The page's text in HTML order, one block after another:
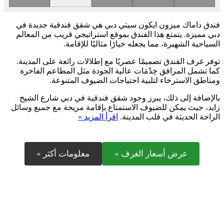
فندق داماك ميزون ايكون سيتي دبي هي شقق فندقية جديدة في
دبي مميزة. يتمتع هذا الفندق بموقع استراتيجي قريب من المعالم
السياحية الشهيرة، مما يجعله خيارًا مثاليًا للإقامة.
توفر غرف الفندق تصميمًا عصريًا مع إطلالات رائعة على المدينة.
كما تشمل المرافق خِدْمَات عالية الجودة مثل المطاعم الفاخرة
ومناطق الاسترخاء لتلبية احتياجات الضيوف المتنوعة.
بالإضافة إلى ذلك، يبرز وجود شقق فندقية في دبي شارع الشيخ
زايد، حيث يمكن للضيوف الاستمتاع بإقامة مريحة مع جميع وسائل
الراحة الحديثة في قلب المدينة. اقرأ المزيد »
عرض أسعار الغرف » معلومات أكثر »